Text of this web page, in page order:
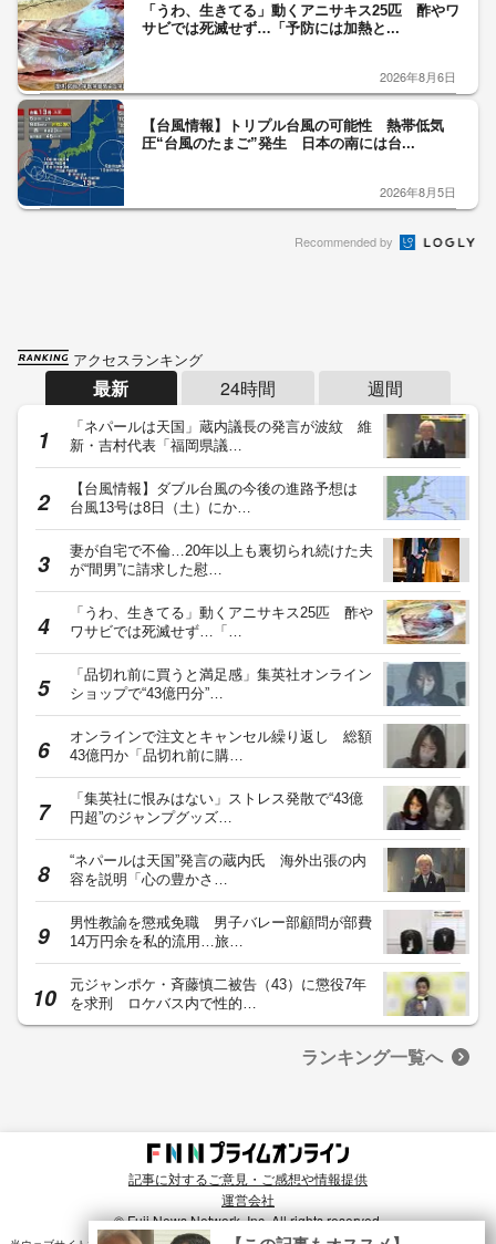
「うわ、生きてる」動くアニサキス25匹 酢やワ
サビでは死滅せず…「予防には加熱と...
2026年8月6日
【台風情報】トリプル台風の可能性 熱帯低気
圧“台風のたまご”発生 日本の南には台...
2026年8月5日
Recommended by
アクセスランキング
最新 24時間 週間
「ネパールは天国」蔵内議長の発言が波紋 維
新・吉村代表「福岡県議…
【台風情報】ダブル台風の今後の進路予想は
台風13号は8日（土）にか…
妻が自宅で不倫…20年以上も裏切られ続けた夫
が“間男”に請求した慰…
「うわ、生きてる」動くアニサキス25匹 酢や
ワサビでは死滅せず…「…
「品切れ前に買うと満足感」集英社オンライン
ショップで“43億円分”…
オンラインで注文とキャンセル繰り返し 総額
43億円か「品切れ前に購…
「集英社に恨みはない」ストレス発散で“43億
円超”のジャンプグッズ…
“ネパールは天国”発言の蔵内氏 海外出張の内
容を説明「心の豊かさ…
男性教諭を懲戒免職 男子バレー部顧問が部費
14万円余を私的流用…旅…
元ジャンポケ・斉藤慎二被告（43）に懲役7年
を求刑 ロケバス内で性的…
ランキング一覧へ
記事に対するご意見・ご感想や情報提供
運営会社
© Fuji News Network, Inc. All rights reserved.